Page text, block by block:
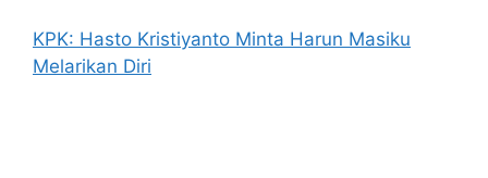
KPK: Hasto Kristiyanto Minta Harun Masiku
Melarikan Diri